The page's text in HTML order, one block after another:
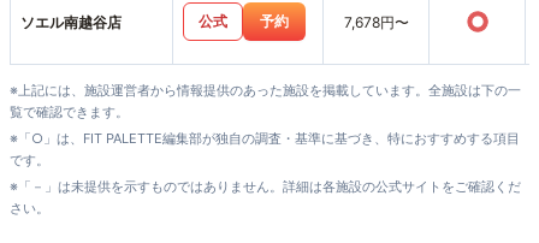
ソエル南越谷店 公式 予約 7,678円〜 ○
※上記には、施設運営者から情報提供のあった施設を掲載しています。全施設は下の一
覧で確認できます。
※「○」は、FIT PALETTE編集部が独自の調査・基準に基づき、特におすすめする項目
です。
※「－」は未提供を示すものではありません。詳細は各施設の公式サイトをご確認くだ
さい。